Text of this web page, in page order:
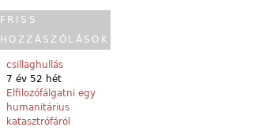
FRISS
HOZZÁSZÓLÁSOK
csillaghullás
7 év 52 hét
Elfilozófálgatni egy
humanitárius
katasztrófáról